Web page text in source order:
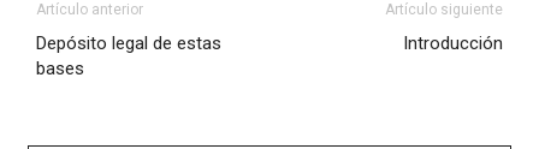
Artículo anterior
Depósito legal de estas
bases
Artículo siguiente
Introducción